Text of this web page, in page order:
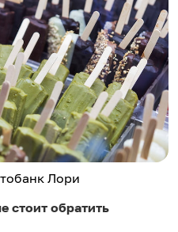
Лори
стоит обратить